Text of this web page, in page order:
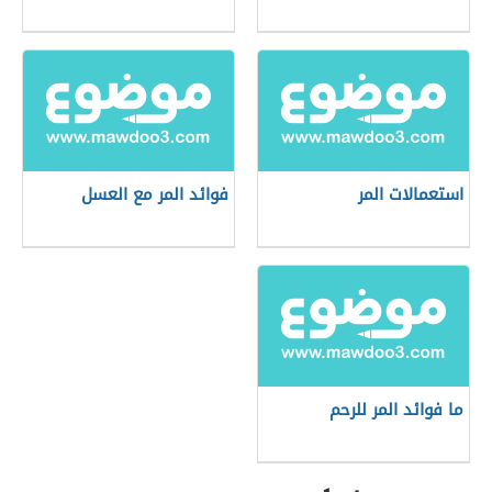
استعمالات المر فوائد المر مع العسل
ما فوائد المر للرحم